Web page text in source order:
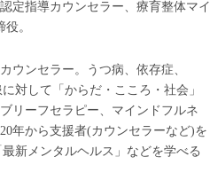
定指導カウンセラー、療育整体マイ
。
ウンセラー。うつ病、依存症、
対して「からだ・こころ・社会」
リーフセラピー、マインドフルネ
年から支援者(カウンセラーなど)を
新メンタルヘルス」などを学べる